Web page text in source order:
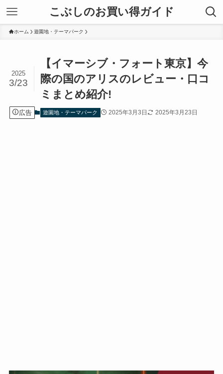
こぶしのお買い得ガイド
ホーム 遊園地・テーマパーク
【イマーシブ・フォート東京】今
際の国のアリスのレビュー・口コ
ミまとめ紹介!
2025
3/23
広告 遊園地・テーマパーク 2025年3月3日 2025年3月23日